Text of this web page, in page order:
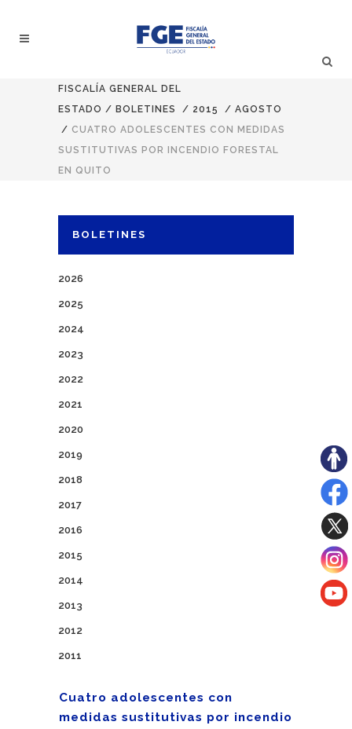
FISCALÍA GENERAL DEL
ESTADO / BOLETINES / 2015 / AGOSTO
/ CUATRO ADOLESCENTES CON MEDIDAS
SUSTITUTIVAS POR INCENDIO FORESTAL
EN QUITO
BOLETINES
2026
2025
2024
2023
2022
2021
2020
2019
2018
2017
2016
2015
2014
2013
2012
2011
Cuatro adolescentes con
medidas sustitutivas por incendio